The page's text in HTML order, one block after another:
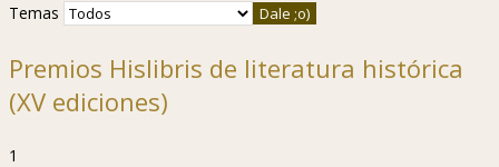
Temas
Premios Hislibris de literatura histórica
(XV ediciones)
1